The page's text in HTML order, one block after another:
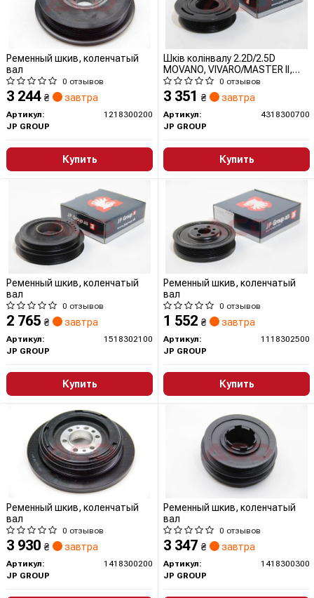
Ременный шкив, коленчатый
вал
0 отзывов
3 244 ₴ завтра
Артикул:
1218300200
JP GROUP
Купить
Шків колінвалу 2.2D/2.5D
MOVANO, VIVARO/MASTER II,
TRAFIC II 00-0 отзывов
3 351 ₴ завтра
Артикул:
4318300700
JP GROUP
Купить
Ременный шкив, коленчатый
вал
0 отзывов
2 765 ₴ завтра
Артикул:
1518302100
JP GROUP
Купить
Ременный шкив, коленчатый
вал
0 отзывов
1 552 ₴ завтра
Артикул:
1118302500
JP GROUP
Купить
Ременный шкив, коленчатый
вал
0 отзывов
3 930 ₴ завтра
Артикул:
1418300200
JP GROUP
Ременный шкив, коленчатый
вал
0 отзывов
3 347 ₴ завтра
Артикул:
1418300300
JP GROUP